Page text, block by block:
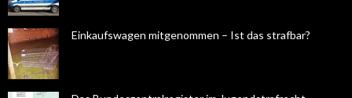
Einkaufswagen mitgenommen – Ist das strafbar?